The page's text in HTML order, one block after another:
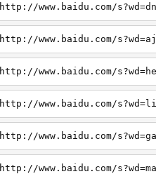
http://www.baidu.com/s?wd=dn
http://www.baidu.com/s?wd=aj
http://www.baidu.com/
http://www.baidu.com/
http://www.baidu.com/
http://www.baidu.com/